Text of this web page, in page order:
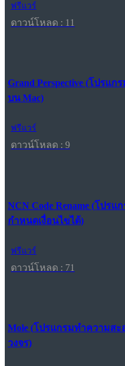
ฟรีแวร์
ดาวน์โหลด : 11
Grand Perspective (โปรแ
บน Mac)
ฟรีแวร์
ดาวน์โหลด : 9
NCN Code Rename (โปร
กำหนดเงื่อนไขได้)
ฟรีแวร์
ดาวน์โหลด : 71
Mole (โปรแกรมทำความสะ
วงจร)